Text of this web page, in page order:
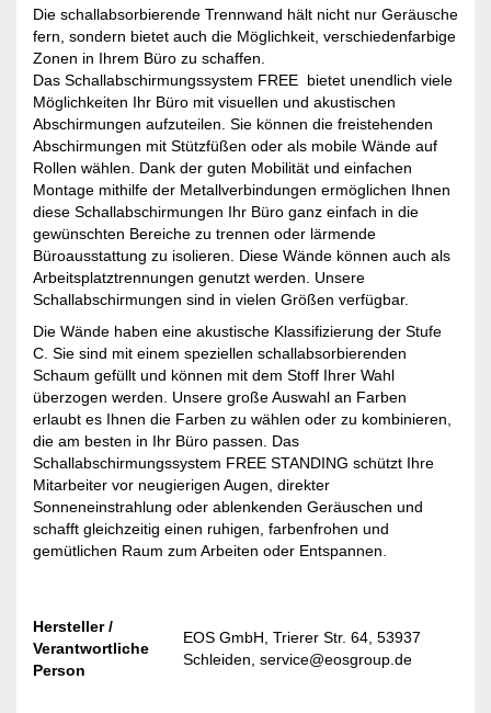
Die schallabsorbierende Trennwand hält nicht nur Geräusche
fern, sondern bietet auch die Möglichkeit, verschiedenfarbige
Zonen in Ihrem Büro zu schaffen.
Das Schallabschirmungssystem FREE bietet unendlich viele
Möglichkeiten Ihr Büro mit visuellen und akustischen
Abschirmungen aufzuteilen. Sie können die freistehenden
Abschirmungen mit Stützfüßen oder als mobile Wände auf
Rollen wählen. Dank der guten Mobilität und einfachen
Montage mithilfe der Metallverbindungen ermöglichen Ihnen
diese Schallabschirmungen Ihr Büro ganz einfach in die
gewünschten Bereiche zu trennen oder lärmende
Büroausstattung zu isolieren. Diese Wände können auch als
Arbeitsplatztrennungen genutzt werden. Unsere
Schallabschirmungen sind in vielen Größen verfügbar.
Die Wände haben eine akustische Klassifizierung der Stufe
C. Sie sind mit einem speziellen schallabsorbierenden
Schaum gefüllt und können mit dem Stoff Ihrer Wahl
überzogen werden. Unsere große Auswahl an Farben
erlaubt es Ihnen die Farben zu wählen oder zu kombinieren,
die am besten in Ihr Büro passen. Das
Schallabschirmungssystem FREE STANDING schützt Ihre
Mitarbeiter vor neugierigen Augen, direkter
Sonneneinstrahlung oder ablenkenden Geräuschen und
schafft gleichzeitig einen ruhigen, farbenfrohen und
gemütlichen Raum zum Arbeiten oder Entspannen.
Hersteller /
Verantwortliche
Person
EOS GmbH, Trierer Str. 64, 53937
Schleiden, service@eosgroup.de